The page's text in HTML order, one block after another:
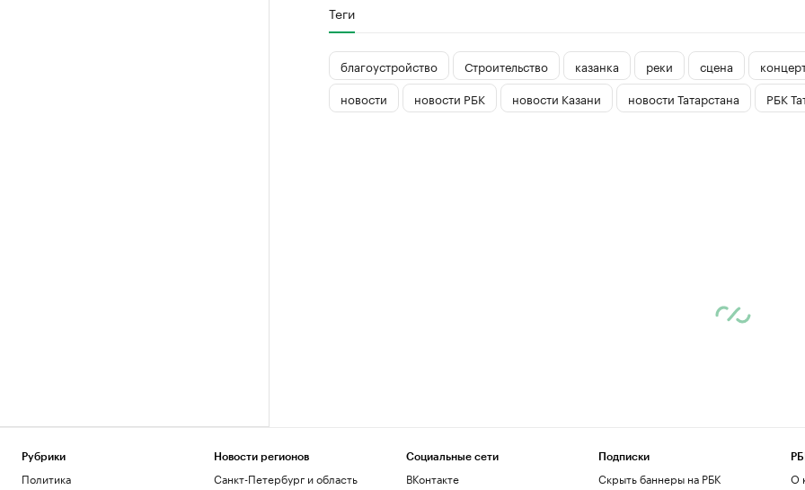
Теги
благоустройство Строительство казанка реки сцена
новости
новости РБК новости Казани новости Татарстана РБК
Рубрики
Политика
Новости регионов
Санкт-Петербург и область
Социальные сети
ВКонтакте
Подписки
Скрыть баннеры на РБК
О